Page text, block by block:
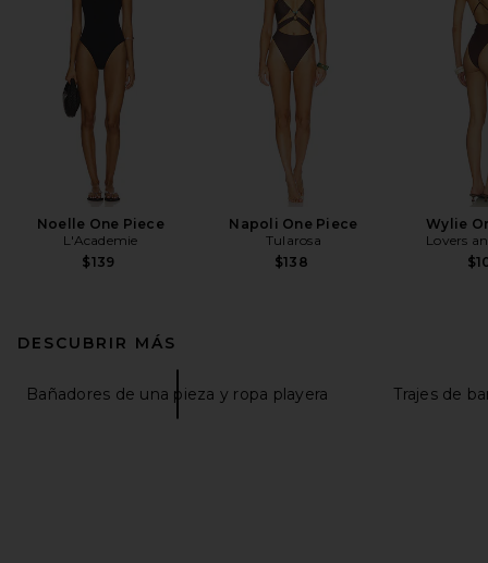
Noelle One Piece
L'Academie
$139
Napoli One Piece
Tularosa
$138
Wylie
Lovers
DESCUBRIR MÁS
Bañadores de una pieza y ropa playera Trajes de